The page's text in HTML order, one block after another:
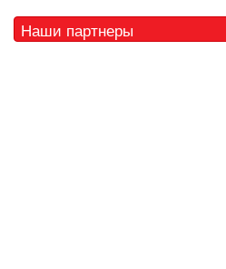
Наши партнеры